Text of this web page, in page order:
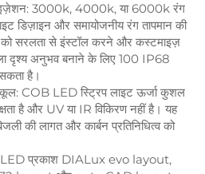
3000k, 4000k, या 6000k रंग
डिज़ाइन और समायोजनीय रंग तापमान की
को सरलता से इंस्टॉल करने और कस्टमाइज़
दृश्य अनुभव बनाने के लिए 100 IP68
है।
COB LED स्ट्रिप लाइट ऊर्जा कुशल
है और UV या IR विकिरण नहीं है। यह
की लागत और कार्बन प्रतिनिधित्व को
LED प्रकाश DIALux evo layout,